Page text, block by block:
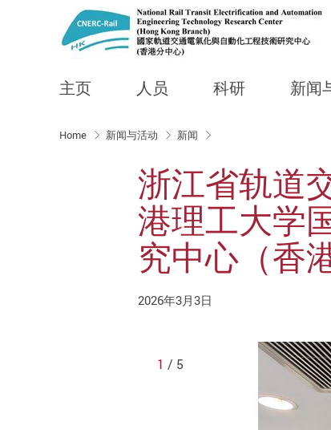
主页 人员 科研 新闻
Home 新闻与活动 新闻
浙江省轨道
港理工大学
究中心（香
2026年3月3日
1 / 5